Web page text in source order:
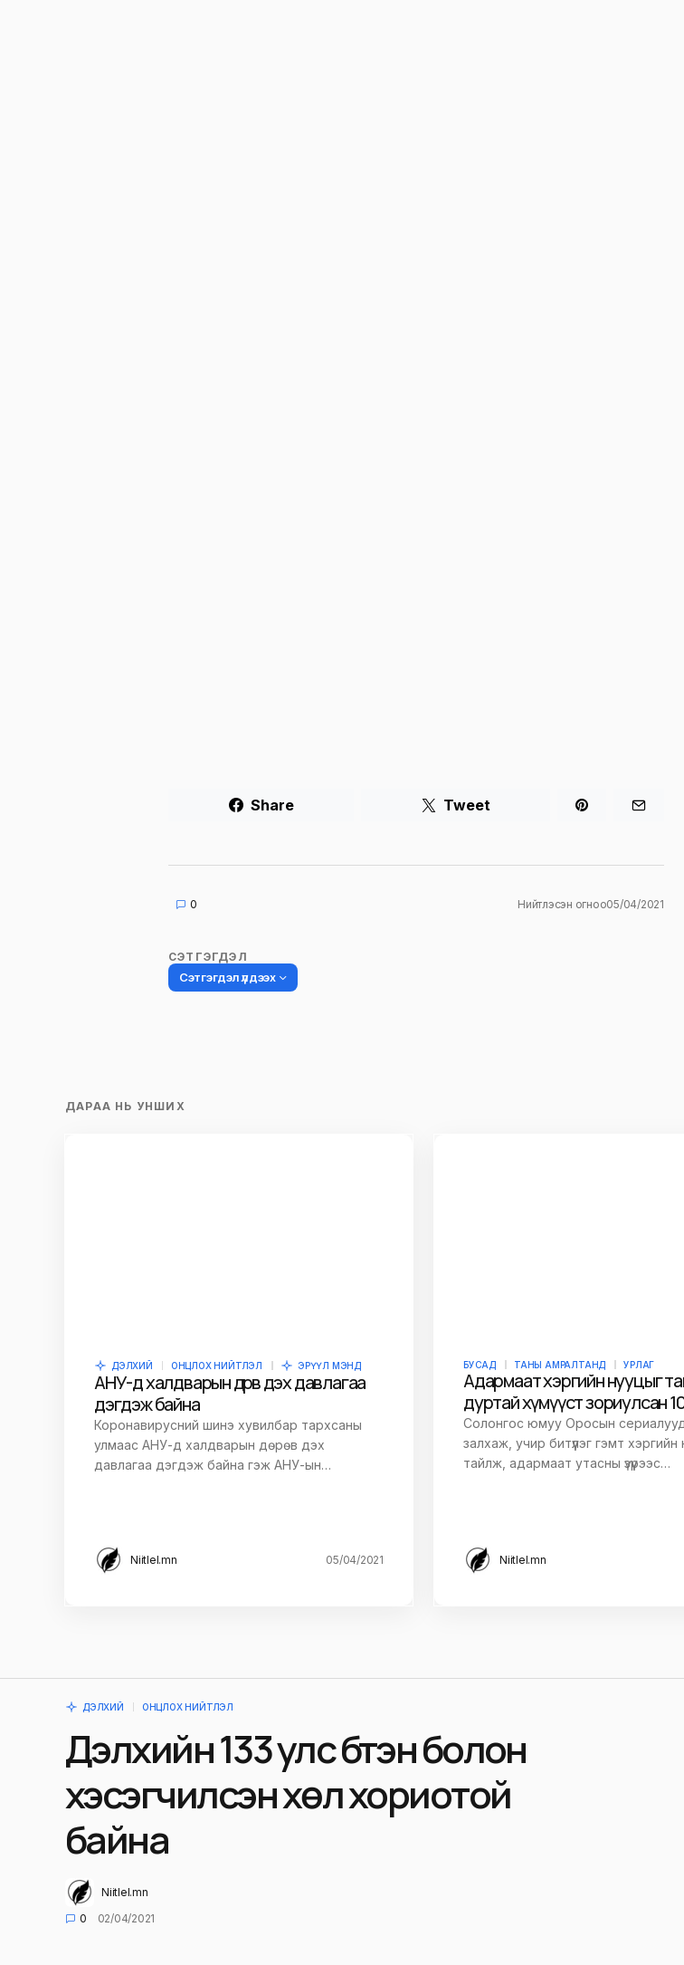
Share Tweet
0 Нийтлэсэн огноо05/04/2021
СЭТГЭГДЭЛ
Сэтгэгдэл үлдээх
time I comment.
ДАРАА НЬ УНШИХ
ДЭЛХИЙ ОНЦЛОХ НИЙТЛЭЛ ЭРҮҮЛ МЭНД
АНУ-д халдварын дөрөв дэх давлагаа
дэгдэж байна
Коронавирусний шинэ хувилбар тархсаны
улмаас АНУ-д халдварын дөрөв дэх
давлагаа дэгдэж байна гэж АНУ-ын…
Niitlel.mn 05/04/2021
БУСАД ТАНЫ АМРАЛТАНД УРЛАГ
Адармаат хэргийн нууцыг
дуртай хүмүүст зориулсан
Солонгос юмуу Оросын
залхаж, учир битүүлэг гэмт
тайлж, адармаат утасны үзүүрээс…
Niitlel.mn
ДЭЛХИЙ ОНЦЛОХ НИЙТЛЭЛ
Дэлхийн 133 улс бүтэн болон
хэсэгчилсэн хөл хориотой
байна
Niitlel.mn
0
02/04/2021